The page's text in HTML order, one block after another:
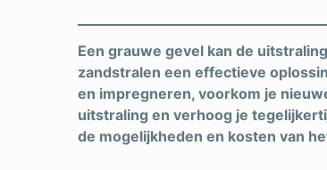
Een grauwe gevel kan de
zandstralen een effectieve
en impregneren, voorkom je
uitstraling en verhoog je
de mogelijkheden en kosten van